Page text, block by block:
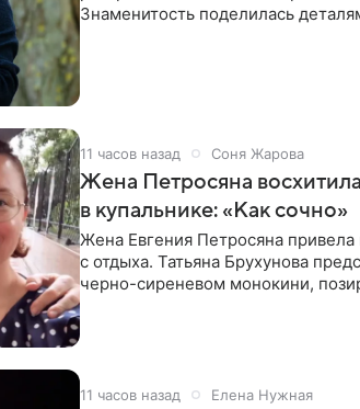
Знаменитость поделилась
11 часов назад Соня Жарова
Жена Петросяна
в купальнике: «Как сочно»
Жена Евгения Петросяна
с отдыха. Татьяна Брухунова
черно-сиреневом монокини,
11 часов назад Елена Нужная